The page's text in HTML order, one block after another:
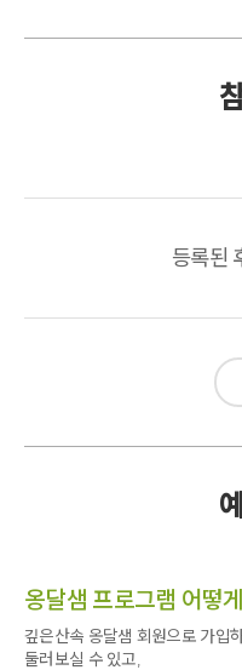
등록된
옹달샘 프로그램 어떻
깊은산속 옹달샘 회원으로 가입
둘러보실 수 있고,